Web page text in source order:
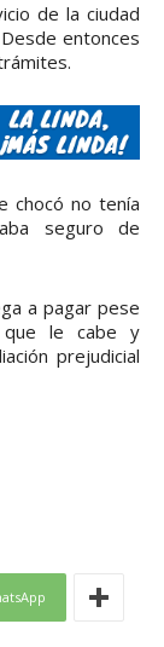
de la ciudad
entonces
chocó no tenía
seguro de
a pagar pese
que le cabe y
prejudicial